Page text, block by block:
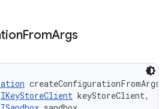
FromArgs
IKeyStoreClient keyStoreClient,